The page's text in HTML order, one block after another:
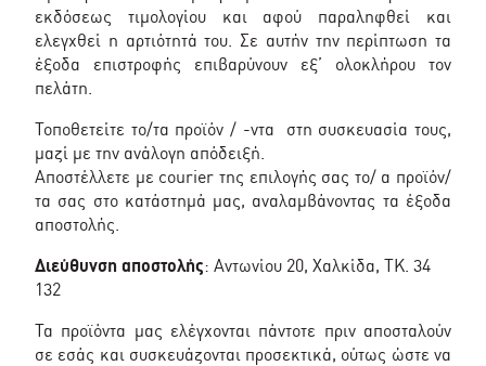
εκδόσεως τιμολογίου και αφού παραληφθεί και
ελεγχθεί η αρτιότητά του. Σε αυτήν την περίπτωση τα
έξοδα επιστροφής επιβαρύνουν εξ’ ολοκλήρου τον
πελάτη.
Τοποθετείτε το/τα προϊόν / -ντα στη συσκευασία τους,
μαζί με την ανάλογη απόδειξή.
Αποστέλλετε με courier της επιλογής σας το/ α προϊόν/
τα σας στο κατάστημά μας, αναλαμβάνοντας τα έξοδα
αποστολής.
Διεύθυνση αποστολής: Αντωνίου 20, Χαλκίδα, ΤΚ. 34
132
Τα προϊόντα μας ελέγχονται πάντοτε πριν αποσταλούν
σε εσάς και συσκευάζονται προσεκτικά, ούτως ώστε να